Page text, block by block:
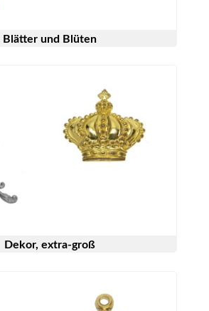
Blätter und Blüten
Dekor, extra-groß